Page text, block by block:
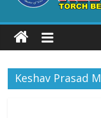
ALL
RIGHTS
Torch
Keshav Prasad